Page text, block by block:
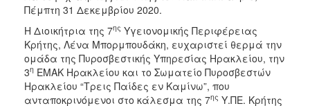
Πέμπτη 31 Δεκεμβρίου 2020.
Η Διοικήτρια της 7ης Υγειονομικής Περιφέρειας
Κρήτης, Λένα Μπορμπουδάκη, ευχαριστεί θερμά την
ομάδα της Πυροσβεστικής Υπηρεσίας Ηρακλείου, την
3η ΕΜΑΚ Ηρακλείου και το Σωματείο Πυροσβεστών
Ηρακλείου “Τρεις Παίδες εν Καμίνω”, που
ανταποκρινόμενοι στο κάλεσμα της 7ης Υ.ΠΕ. Κρήτης